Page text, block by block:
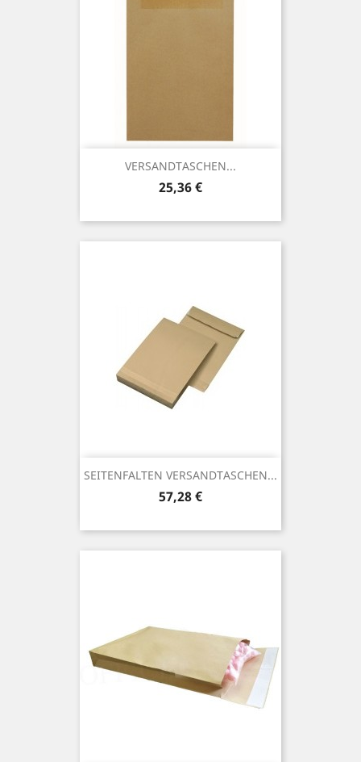
VERSANDTASCHEN...
Preis
25,36 €
SEITENFALTEN VERSANDTASCHEN...
Preis
57,28 €